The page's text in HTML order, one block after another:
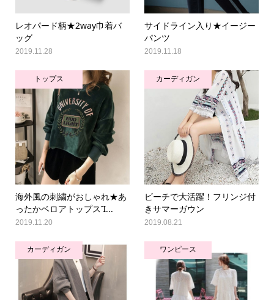
レオパード柄★2way巾着バ
ッグ
2019.11.28
サイドライン入り★イージー
パンツ
2019.11.18
トップス
海外風の刺繍がおしゃれ★あ
ったかベロアトップスἻ...
2019.11.20
カーディガン
ビーチで大活躍！フリンジ付
きサマーガウン
2019.08.21
カーディガン ワンピース